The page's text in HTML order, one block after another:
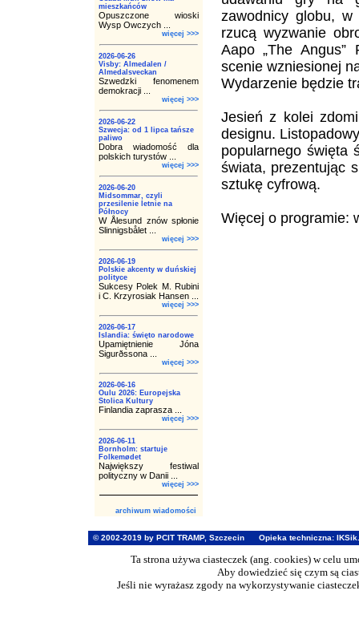
mieszkańców
Opuszczone wioski
Wysp Owczych ...
więcej >>>
2026-06-26
Visby: Almedalen /
Almedalsveckan
Szwedzki fenomenem
demokracji ...
więcej >>>
2026-06-22
Szwecja: od 1 lipca tańsze
paliwo
Dobra wiadomość dla
polskich turystów ...
więcej >>>
2026-06-20
Midsommar, czyli
przesilenie letnie na
Północy
W Ålesund znów spłonie
Slinnigsbålet ...
więcej >>>
2026-06-19
Polskie akcenty w duńskiej
polityce
Sukcesy Polek M. Rubini
i C. Krzyrosiak Hansen ...
więcej >>>
2026-06-17
Islandia: święto narodowe
Upamiętnienie Jóna
Sigurðssona ...
więcej >>>
2026-06-16
Oulu 2026: Europejska
Stolica Kultury
Finlandia zaprasza ...
więcej >>>
2026-06-11
Bornholm: startuje
Folkemødet
Największy festiwal
polityczny w Danii ...
więcej >>>
archiwum wiadomości
zawodnicy globu,
rzucą wyzwanie
Aapo „The
scenie wzniesionej
Wydarzenie będzie
Jesień z kolei
designu.
popularnego święta
świata, prezentując
sztukę cyfrową.
Więcej o programie:
© 2002-2019 by PCIT TRAMP, Szczecin Opieka techniczna:
Ta strona używa ciasteczek (ang. cookies) w celu
Aby dowiedzieć się czym są
Jeśli nie wyrażasz zgody na wykorzystywanie